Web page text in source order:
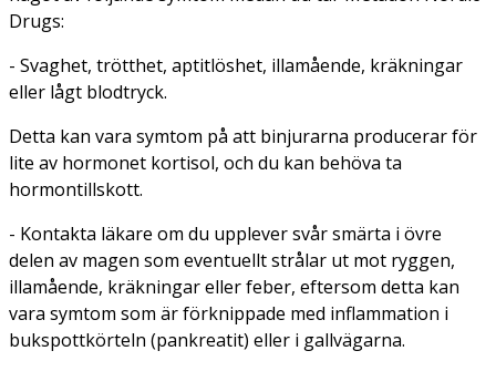
Drugs:
- Svaghet, trötthet, aptitlöshet, illamående, kräkningar
eller lågt blodtryck.
Detta kan vara symtom på att binjurarna producerar för
lite av hormonet kortisol, och du kan behöva ta
hormontillskott.
- Kontakta läkare om du upplever svår smärta i övre
delen av magen som eventuellt strålar ut mot ryggen,
illamående, kräkningar eller feber, eftersom detta kan
vara symtom som är förknippade med inflammation i
bukspottkörteln (pankreatit) eller i gallvägarna.